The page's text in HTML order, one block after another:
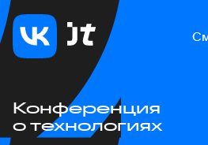
Конференция
о технологиях